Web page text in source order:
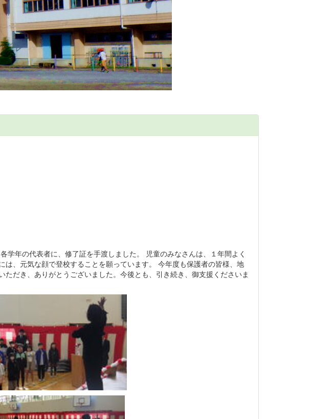
学年の代表者に、修了証を手渡しました。 児童のみなさんは、１年間よく
、元気な顔で登校することを願っています。 今年度も保護者の皆様、地
だき、ありがとうございました。今後とも、引き続き、御支援くださいま